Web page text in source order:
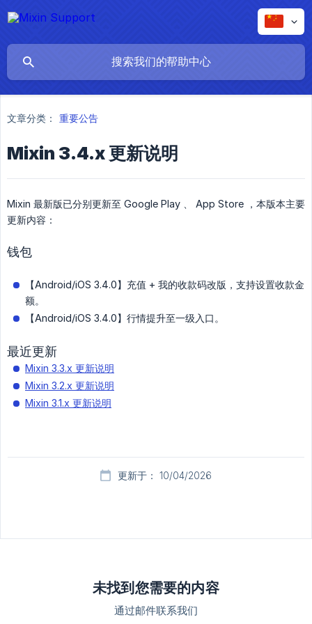
文章分类： 重要公告
Mixin 3.4.x 更新说明
Mixin 最新版已分别更新至 Google Play 、 App Store ，本版本主要
更新内容：
钱包
【Android/iOS 3.4.0】充值 + 我的收款码改版，支持设置收款金
额。
【Android/iOS 3.4.0】行情提升至一级入口。
最近更新
Mixin 3.3.x 更新说明
Mixin 3.2.x 更新说明
Mixin 3.1.x 更新说明
更新于： 10/04/2026
未找到您需要的内容
通过邮件联系我们